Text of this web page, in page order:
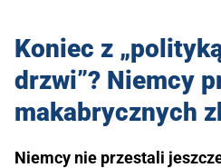
Koniec z
drzwi”? Niemcy
makabrycznych
Niemcy nie przestali